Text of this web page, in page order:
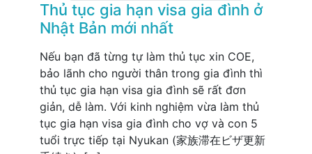
Thủ tục gia hạn visa gia đình ở
Nhật Bản mới nhất
Nếu bạn đã từng tự làm thủ tục xin COE,
bảo lãnh cho người thân trong gia đình thì
thủ tục gia hạn visa gia đình sẽ rất đơn
giản, dễ làm. Với kinh nghiệm vừa làm thủ
tục gia hạn visa gia đình cho vợ và con 5
tuổi trực tiếp tại Nyukan (家族滞在ビザ更新